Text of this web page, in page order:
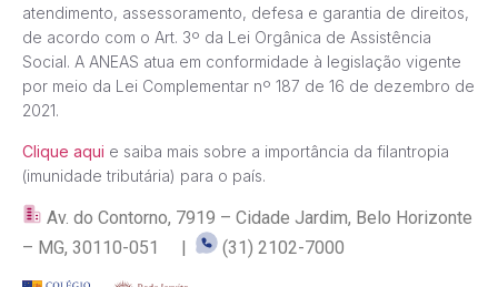
atendimento, assessoramento, defesa e garantia de direitos,
de acordo com o Art. 3º da Lei Orgânica de Assistência
Social. A ANEAS atua em conformidade à legislação vigente
por meio da Lei Complementar nº 187 de 16 de dezembro de
2021.
Clique aqui e saiba mais sobre a importância da filantropia
(imunidade tributária) para o país.
Av. do Contorno, 7919 – Cidade Jardim, Belo Horizonte
– MG, 30110-051 |
(31) 2102-7000